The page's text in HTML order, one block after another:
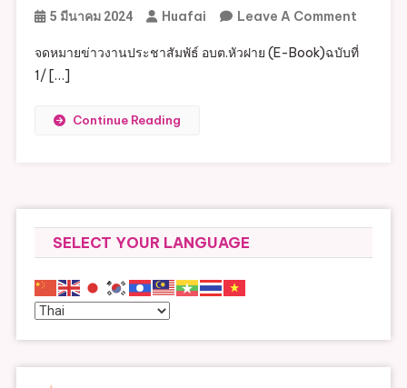
5 มีนาคม 2024 Huafai Leave A CommentOn
ข่าว
จดหมายข่าวงานประชาสัมพัธ์ อบต.หัวฝาย (E-Book)ฉบับที่
1/ […]
Continue Reading
SELECT YOUR LANGUAGE